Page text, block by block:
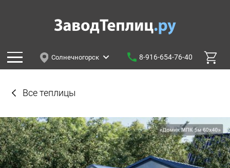
Солнечногорск 8-916-654-76-40
Все теплицы